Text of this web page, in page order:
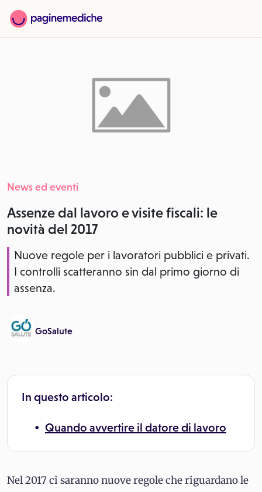
News ed eventi
Assenze dal lavoro e visite fiscali: le
novità del 2017
Nuove regole per i lavoratori pubblici e privati.
I controlli scatteranno sin dal primo giorno di
assenza.
GoSalute
In questo articolo:
Quando avvertire il datore di lavoro
Nel 2017 ci saranno nuove regole che riguardano le